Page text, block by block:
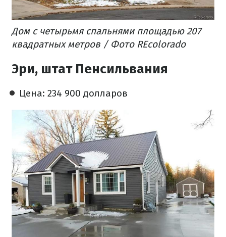
Дом с четырьмя спальнями площадью 207
квадратных метров / Фото REcolorado
Эри, штат Пенсильвания
Цена: 234 900 долларов